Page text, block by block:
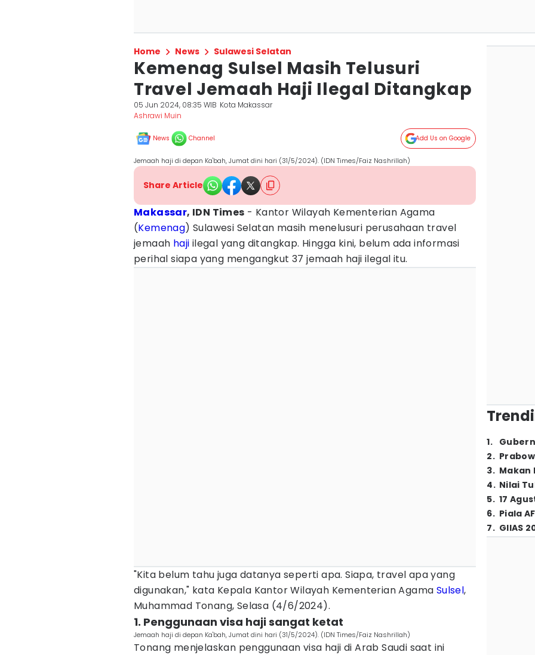
Home News Sulawesi Selatan
Kemenag Sulsel Masih Telusuri
Travel Jemaah Haji Ilegal Ditangkap
05 Jun 2024, 08:35 WIB Kota Makassar
Ashrawi Muin
News Channel Add Us on Google
Jemaah haji di depan Ka'bah, Jumat dini hari (31/5/2024). (IDN Times/Faiz Nashrillah)
Share Article
Makassar, IDN Times - Kantor Wilayah Kementerian Agama
(Kemenag) Sulawesi Selatan masih menelusuri perusahaan travel
jemaah haji ilegal yang ditangkap. Hingga kini, belum ada informasi
perihal siapa yang mengangkut 37 jemaah haji ilegal itu.
"Kita belum tahu juga datanya seperti apa. Siapa, travel apa yang
digunakan," kata Kepala Kantor Wilayah Kementerian Agama Sulsel,
Muhammad Tonang, Selasa (4/6/2024).
1. Penggunaan visa haji sangat ketat
Jemaah haji di depan Ka'bah, Jumat dini hari (31/5/2024). (IDN Times/Faiz Nashrillah)
Tonang menjelaskan penggunaan visa haji di Arab Saudi saat ini
1.
2.
3. Makan
4. Nilai
5. 17
6. Piala
7. GIIAS